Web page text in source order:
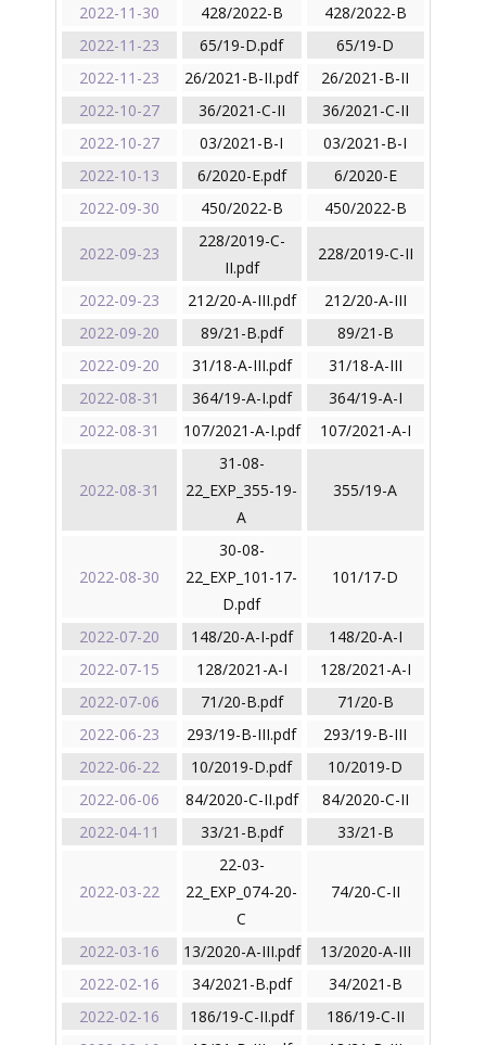
2022-11-30
428/2022-B
428/2022-B
2022-11-23
65/19-D.pdf
65/19-D
2022-11-23
26/2021-B-II.pdf
26/2021-B-II
2022-10-27
36/2021-C-II
36/2021-C-II
2022-10-27
03/2021-B-I
03/2021-B-I
2022-10-13
6/2020-E.pdf
6/2020-E
2022-09-30
450/2022-B 450/2022-B
2022-09-23
228/2019-C-
II.pdf
228/2019-C-II
2022-09-23 212/20-A-III.pdf
212/20-A-III
2022-09-20
89/21-B.pdf
89/21-B
2022-09-20
31/18-A-III.pdf
31/18-A-III
2022-08-31
364/19-A-I.pdf
364/19-A-I
2022-08-31
107/2021-A-I.pdf 107/2021-A-I
2022-08-31
31-08-
22_EXP_355-19-
A
355/19-A
2022-08-30
30-08-
22_EXP_101-17-
D.pdf
101/17-D
2022-07-20 148/20-A-I-pdf
148/20-A-I
2022-07-15
128/2021-A-I
128/2021-A-I
2022-07-06
71/20-B.pdf
71/20-B
2022-06-23
293/19-B-III.pdf
293/19-B-III
2022-06-22
10/2019-D.pdf
10/2019-D
2022-06-06
84/2020-C-II.pdf
84/2020-C-II
2022-04-11
33/21-B.pdf 33/21-B
2022-03-22
22-03-
22_EXP_074-20-
C
74/20-C-II
2022-03-16 13/2020-A-III.pdf
13/2020-A-III
2022-02-16
34/2021-B.pdf
34/2021-B
2022-02-16
186/19-C-II.pdf
186/19-C-II